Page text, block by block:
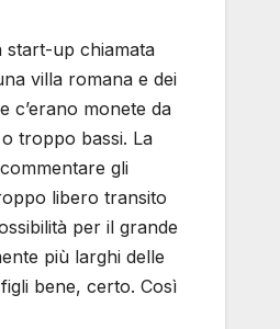
start-up chiamata
villa romana e dei
c’erano monete da
troppo bassi. La
gli
libero transito
per il grande
più larghi delle
bene, certo. Così